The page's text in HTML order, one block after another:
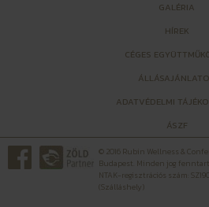
GALÉRIA
HÍREK
CÉGES
ADATVÉDELMI
ÁSZF
© 2016 Rubin Wellness &
Budapest. Minden jog
NTAK-regisztrációs szám:
(Szálláshely)